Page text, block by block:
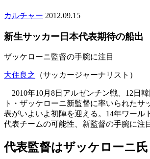
カルチャー 2012.09.15
新生サッカー日本代表期待の船出
ザッケローニ監督の手腕に注目
大住良之 （サッカージャーナリスト）
2010年10月8日アルゼンチン戦、12日
ト・ザッケローニ新監督に率いられたサ
表がいよいよ初陣を迎える。14年ワール
代表チームの可能性、新監督の手腕に注
代表監督はザッケローニ氏